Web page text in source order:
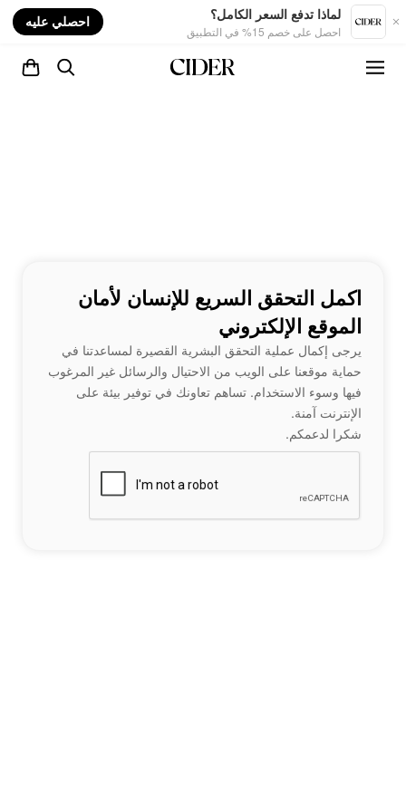
لماذا تدفع السعر الكامل؟
احصل على خصم 15% في التطبيق
احصلي عليه
اكمل التحقق السريع للإنسان لأمان
الموقع الإلكتروني
يرجى إكمال عملية التحقق البشرية القصيرة لمساعدتنا في
حماية موقعنا على الويب من الاحتيال والرسائل غير المرغوب
فيها وسوء الاستخدام. تساهم تعاونك في توفير بيئة على
الإنترنت آمنة.
شكرا لدعمكم.